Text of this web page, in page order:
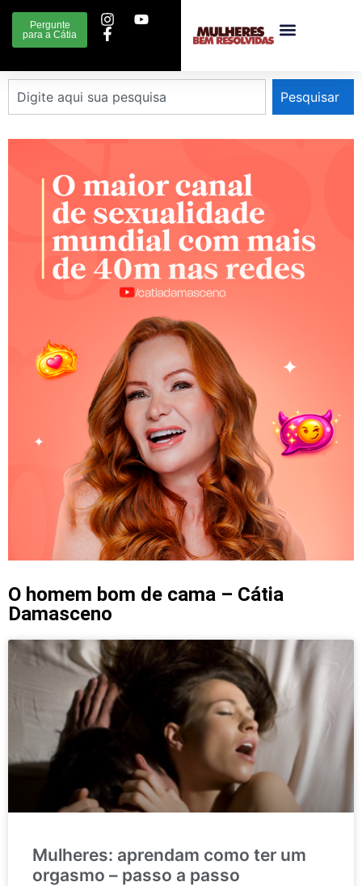
Pergunte
para a Cátia
Pesquisar
O homem bom de cama – Cátia
Damasceno
Mulheres: aprendam como ter um
orgasmo – passo a passo